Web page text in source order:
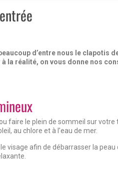
d’entre nous le clapotis
la réalité, on vous donne nos
faire le plein de sommeil sur
au chlore et à l’eau de mer.
visage afin de débarrasser la